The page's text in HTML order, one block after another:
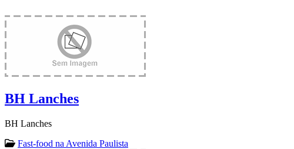
BH Lanches
BH Lanches
Fast-food na Avenida Paulista